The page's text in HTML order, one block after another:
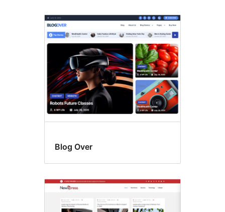
Blog Over